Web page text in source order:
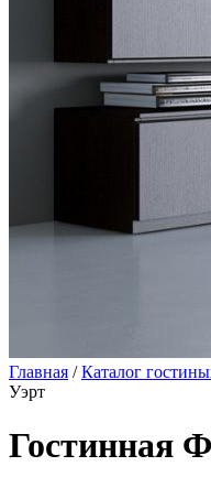
Главная /Каталог
Уэрт
Гостинная